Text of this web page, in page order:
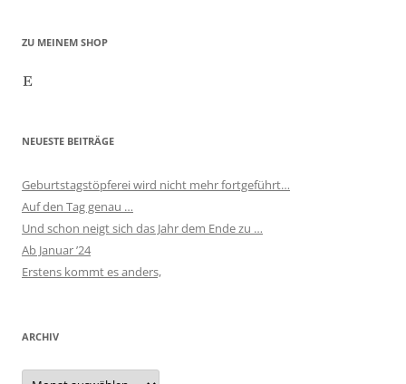
ZU MEINEM SHOP
Etsy
NEUESTE BEITRÄGE
Geburtstagstöpferei wird nicht mehr fortgeführt…
Auf den Tag genau …
Und schon neigt sich das Jahr dem Ende zu …
Ab Januar ’24
Erstens kommt es anders,
ARCHIV
Archiv